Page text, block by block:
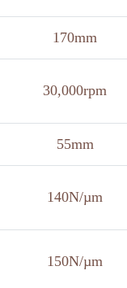
170mm
30,000rpm
55mm
140N/µm
150N/µm